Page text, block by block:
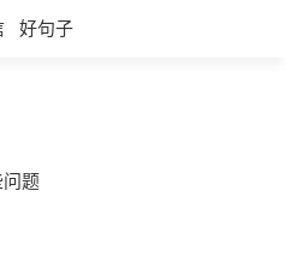
好句子
题